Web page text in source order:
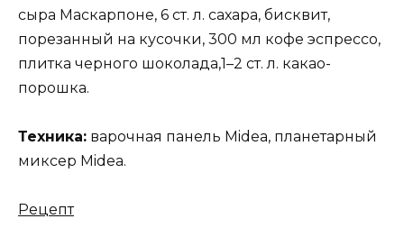
сыра Маскарпоне, 6 ст. л. сахара, бисквит,
порезанный на кусочки, 300 мл кофе эспрессо,
плитка черного шоколада,1–2 ст. л. какао-
порошка.
Техника: варочная панель Midea, планетарный
миксер Midea.
Рецепт